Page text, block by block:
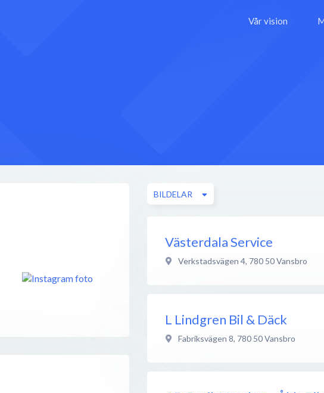
Vår vision
BILDELAR
Västerdala Service
Verkstadsvägen 4, 780 50Vansbro
L Lindgren Bil & Däck
Fabriksvägen 8, 780 50Vansbro